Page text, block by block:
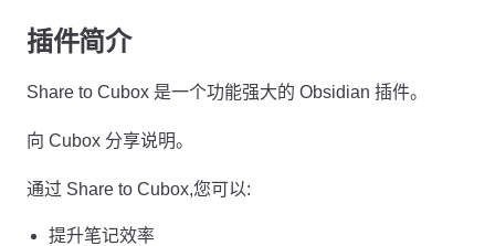
插件简介
Share to Cubox 是一个功能强大的 Obsidian 插件。
向 Cubox 分享说明。
通过 Share to Cubox,您可以:
提升笔记效率